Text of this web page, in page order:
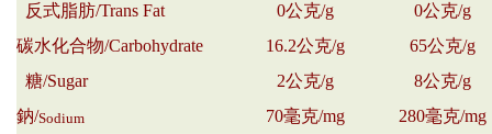
反式脂肪/Trans Fat
0公克/g
0公克/g
碳水化合物/Carbohydrate
16.2公克/g
65公克/g
糖/Sugar
2公克/g
8公克/g
鈉/Sodium 70毫克/mg 280毫克/mg